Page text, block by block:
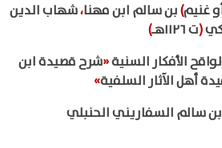
غنيم)بن سالم ابن مهنا،شهاب الدين
(ت ١١٢٦هـ
)
الأفكار السنية«شرح قصيدة ابن
أهل الآثار السلفية»
سالم السفاريني الحنبلي